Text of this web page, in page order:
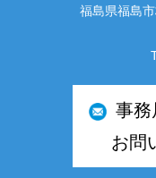
福島県福島
事務
お問